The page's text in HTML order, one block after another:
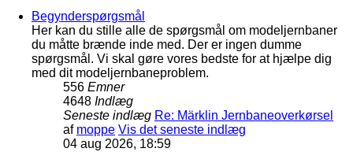
Begynderspørgsmål
Her kan du stille alle de spørgsmål om modeljernbaner
du måtte brænde inde med. Der er ingen dumme
spørgsmål. Vi skal gøre vores bedste for at hjælpe dig
med dit modeljernbaneproblem.
556 Emner
4648 Indlæg
Seneste indlæg Re: Märklin Jernbaneoverkørsel
af moppe Vis det seneste indlæg
04 aug 2026, 18:59